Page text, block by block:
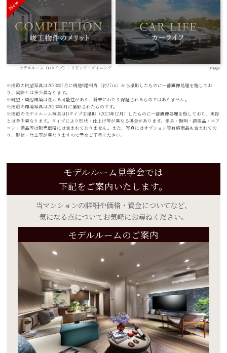
モデルルーム（Dタイプ）：リビング・ダイニング image
※掲載の眺望写真は2023年7月に現地9階相当（約27m）から撮影したものに一部画像処理を施してお
り、実際とは多少異なります。
※眺望・周辺環境は変わる可能性があり、将来にわたり保証されるものではありません。
※掲載の環境写真は2023年6月に撮影されたものです。
※掲載のモデルルーム写真はDタイプを撮影（2023年12月）したものに一部画像処理を施しており、実際
とは多少異なります。タイプにより形状・仕上げ等が異なる場合があります。家具・照明・調度品・エア
コン・備品等は販売価格には含まれておりません。また、写真にはオプション等有償商品も含まれてお
り、形状・仕上等が異なりますので予めご了承ください。
モデルルーム見学会では
下記をご案内いたします。
当マンションの詳細や価格・資金についてなど、
気になる点についてお気軽にお尋ねください。
モデルルームのご案内